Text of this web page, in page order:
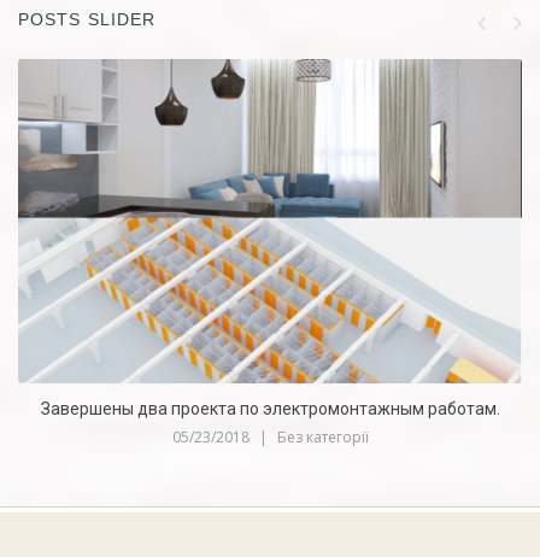
POSTS SLIDER
Завершены два проекта по электромонтажным работам.
05/23/2018 | Без категорії